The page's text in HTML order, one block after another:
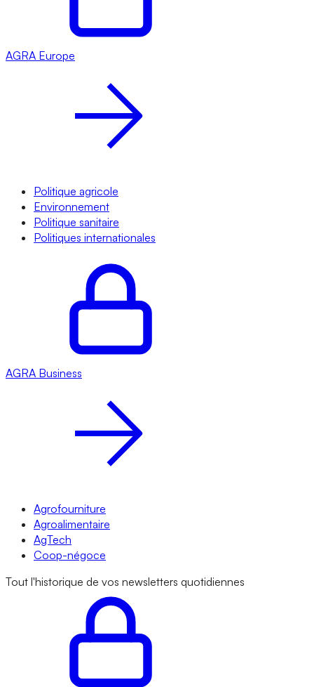
AGRA Europe
Politique agricole
Environnement
Politique sanitaire
Politiques internationales
AGRA Business
Agrofourniture
Agroalimentaire
AgTech
Coop-négoce
Tout l'historique de vos newsletters quotidiennes